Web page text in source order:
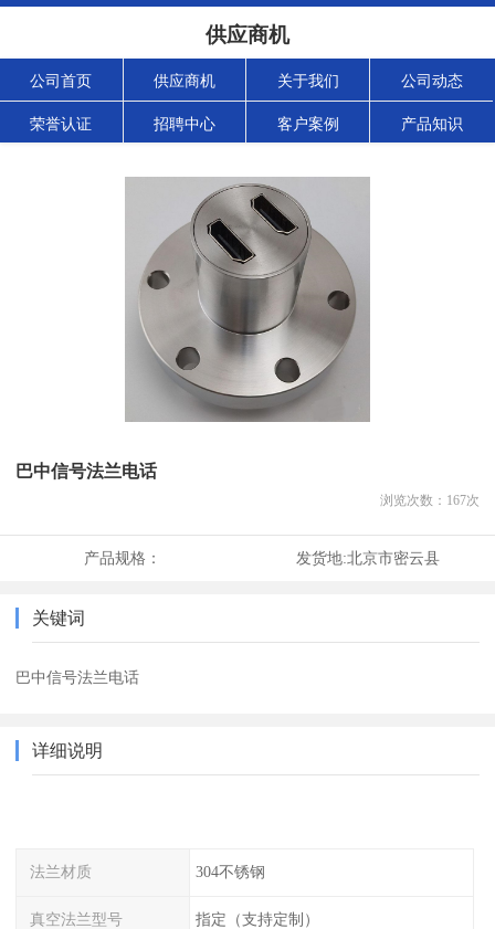
供应商机
公司首页 供应商机 关于我们 公司动态
荣誉认证 招聘中心 客户案例 产品知识
巴中信号法兰电话
浏览次数： 167次
产品规格： 发货地:北京市密云县
关键词
巴中信号法兰电话
详细说明
法兰材质 304不锈钢
真空法兰型号 指定（支持定制）